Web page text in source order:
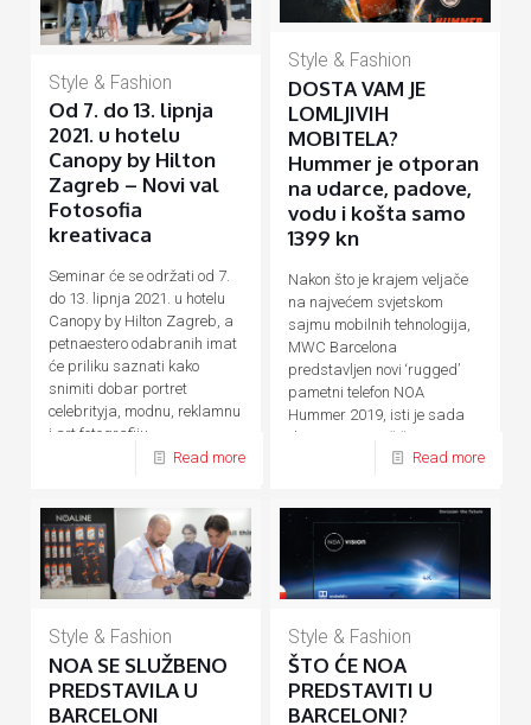
Style & Fashion
Od 7. do 13. lipnja
2021. u hotelu
Canopy by Hilton
Zagreb – Novi val
Fotosofia
kreativaca
Seminar će se održati od 7.
do 13. lipnja 2021. u hotelu
Canopy by Hilton Zagreb, a
petnaestero odabranih imat
će priliku saznati kako
snimiti dobar portret
celebrityja, modnu, reklamnu
i art fotografiju.
Read more
Style & Fashion
DOSTA VAM JE
LOMLJIVIH
MOBITELA?
Hummer je otporan
na udarce, padove,
vodu i košta samo
1399 kn
Nakon što je krajem veljače
na najvećem svjetskom
sajmu mobilnih tehnologija,
MWC Barcelona
predstavljen novi ‘rugged’
pametni telefon NOA
Hummer 2019, isti je sada
dostupan na tržištu. Za sve
Read more
Style & Fashion
NOA SE SLUŽBENO
PREDSTAVILA U
BARCELONI
Style & Fashion
ŠTO ĆE NOA
PREDSTAVITI U
BARCELONI?